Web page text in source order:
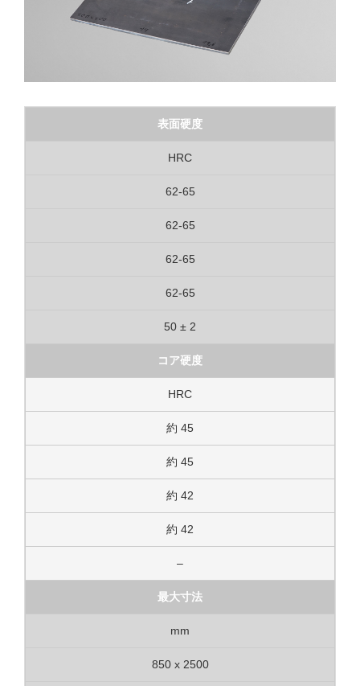
表面硬度
HRC
62-65
62-65
62-65
62-65
50 ± 2
コア硬度
HRC
約 45
約 45
約 42
約 42
–
最大寸法
mm
850 x 2500